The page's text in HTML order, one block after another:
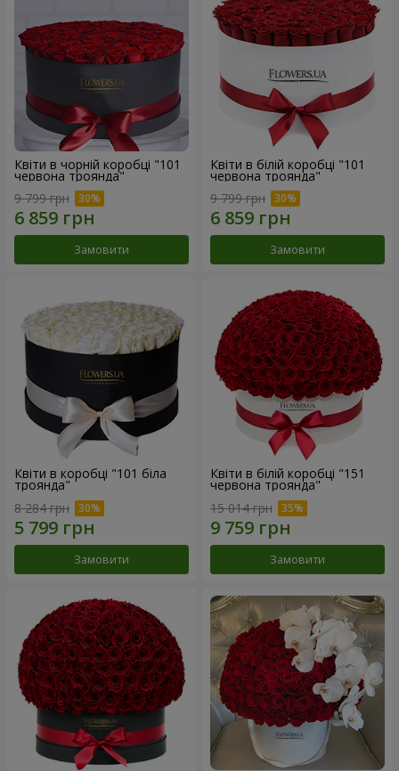
Квіти в чорній коробці "101
червона троянда"
9 799 грн
Замовити
Квіти в білій коробці "101
червона троянда"
9 799 грн
Замовити
Квіти в коробці "101 біла
троянда"
8 284 грн
Замовити
Квіти в білій коробці "151
червона троянда"
15 014 грн
Замовити